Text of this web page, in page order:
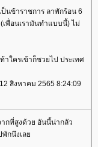
ป็นข้าราชการ ลาพักร้อน 6
เพื่อนเรามันทำแบบนี้) ไม่
ใครเข้าก็ซวยไป ประเทศ
สิงหาคม 2565 8:24:09
กที่สูงด้วย อันนี้น่ากลัว
พักนึงเล